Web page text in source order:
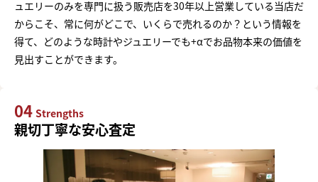
ュエリーのみを専門に扱う販売店を30年以上営業している当店だ
からこそ、常に何がどこで、いくらで売れるのか？という情報を
得て、どのような時計やジュエリーでも+αでお品物本来の価値を
見出すことができます。
04 Strengths
親切丁寧な安心査定